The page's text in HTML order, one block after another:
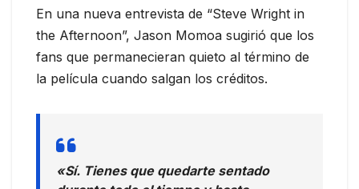
En una nueva entrevista de “Steve Wright in
the Afternoon”, Jason Momoa sugirió que los
fans que permanecieran quieto al término de
la película cuando salgan los créditos.
«Sí. Tienes que quedarte sentado